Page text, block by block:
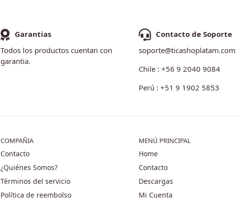
Garantias
Todos los productos cuentan con
garantia.
Contacto de Soporte
soporte@ticashoplatam.com
Chile : +56 9 2040 9084
Perú : +51 9 1902 5853
COMPAÑIA
Contacto
¿Quiénes Somos?
Términos del servicio
Política de reembolso
MENÚ PRINCIPAL
Home
Contacto
Descargas
Mi Cuenta